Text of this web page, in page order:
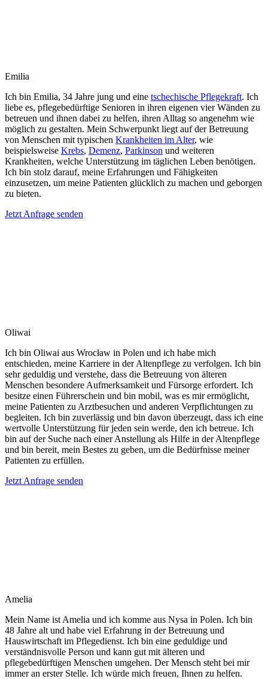
Emilia
Ich bin Emilia, 34 Jahre jung und eine tschechische Pflegekraft. Ich
liebe es, pflegebedürftige Senioren in ihren eigenen vier Wänden zu
betreuen und ihnen dabei zu helfen, ihren Alltag so angenehm wie
möglich zu gestalten. Mein Schwerpunkt liegt auf der Betreuung
von Menschen mit typischen Krankheiten im Alter, wie
beispielsweise Krebs, Demenz, Parkinson und weiteren
Krankheiten, welche Unterstützung im täglichen Leben benötigen.
Ich bin stolz darauf, meine Erfahrungen und Fähigkeiten
einzusetzen, um meine Patienten glücklich zu machen und geborgen
zu bieten.
Jetzt Anfrage senden
Oliwai
Ich bin Oliwai aus Wrocław in Polen und ich habe mich
entschieden, meine Karriere in der Altenpflege zu verfolgen. Ich bin
sehr geduldig und verstehe, dass die Betreuung von älteren
Menschen besondere Aufmerksamkeit und Fürsorge erfordert. Ich
besitze einen Führerschein und bin mobil, was es mir ermöglicht,
meine Patienten zu Arztbesuchen und anderen Verpflichtungen zu
begleiten. Ich bin zuverlässig und bin davon überzeugt, dass ich eine
wertvolle Unterstützung für jeden sein werde, den ich betreue. Ich
bin auf der Suche nach einer Anstellung als Hilfe in der Altenpflege
und bin bereit, mein Bestes zu geben, um die Bedürfnisse meiner
Patienten zu erfüllen.
Jetzt Anfrage senden
Amelia
Mein Name ist Amelia und ich komme aus Nysa in Polen. Ich bin
48 Jahre alt und habe viel Erfahrung in der Betreuung und
Hauswirtschaft im Pflegedienst. Ich bin eine geduldige und
verständnisvolle Person und kann gut mit älteren und
pflegebedürftigen Menschen umgehen. Der Mensch steht bei mir
immer an erster Stelle. Ich würde mich freuen, Ihnen zu helfen.